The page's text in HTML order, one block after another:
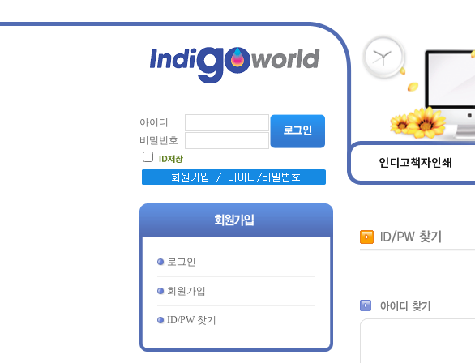
아이디
비밀번호
로그인
회원가입
ID/PW 찾기